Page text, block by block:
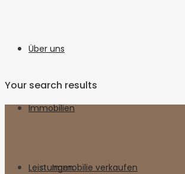
Über uns
Immobilien
Immobilie verkaufen
Leistungen
Your search results